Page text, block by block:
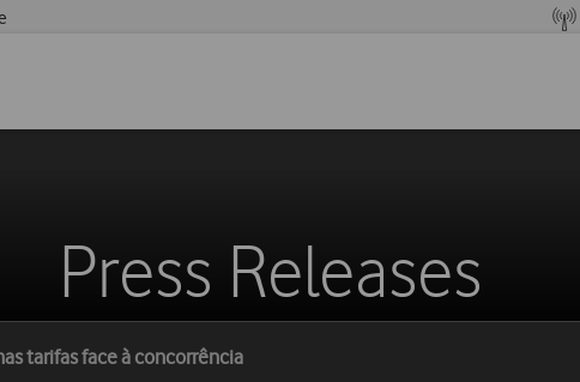
Press Releases
tarifas face à concorrência